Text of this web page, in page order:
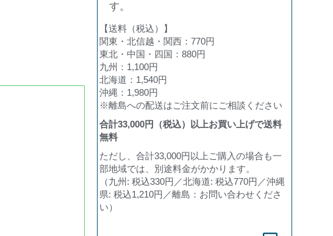
す。
【送料（税込）】
関東・北信越・関西：770円
東北・中国・四国：880円
九州：1,100円
北海道：1,540円
沖縄：1,980円
※離島への配送はご注文前にご相談ください
合計33,000円（税込）以上お買い上げで送料
無料
ただし、合計33,000円以上ご購入の場合も一
部地域では、別途料金がかかります。
（九州: 税込330円／北海道: 税込770円／沖縄
県: 税込1,210円／離島：お問い合わせくださ
い）